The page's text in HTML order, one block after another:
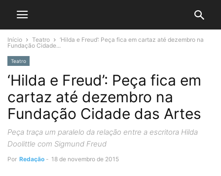
Início Teatro
‘Hilda e Freud’: Peça fica em cartaz até dezembro na
Fundação Cidade...
Teatro
‘Hilda e Freud’: Peça fica em
cartaz até dezembro na
Fundação Cidade das Artes
Peça traça um paralelo da relação entre a escritora Hilda
Doolittle com Sigmund Freud
Por Redação - 18 de novembro de 2015